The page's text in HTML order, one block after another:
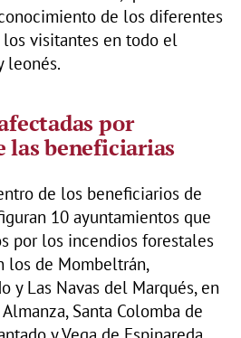
de los diferentes
los visitantes en todo el
leonés.
por
las beneficiarias
de los beneficiarios de
10 ayuntamientos que
por los incendios forestales
los de Mombeltrán,
y Las Navas del Marqués, en
Santa Colomba de